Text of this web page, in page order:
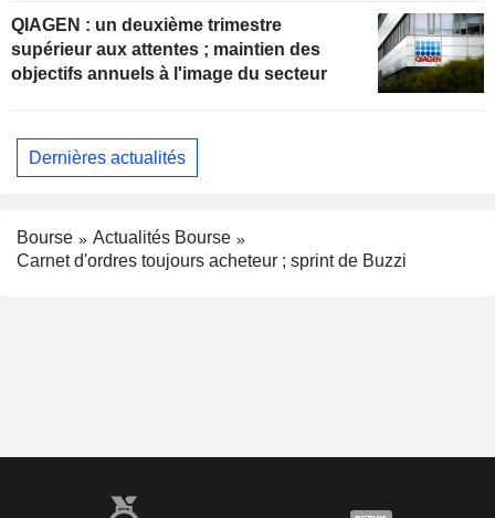
QIAGEN : un deuxième trimestre
supérieur aux attentes ; maintien des
objectifs annuels à l'image du secteur
Dernières actualités
Bourse
Actualités Bourse
Carnet d'ordres toujours acheteur ; sprint de Buzzi